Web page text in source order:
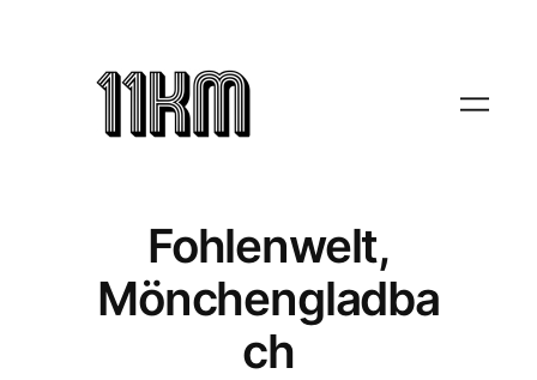
Fohlenwelt,
Mönchengladba
ch